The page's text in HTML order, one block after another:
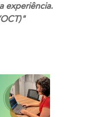
experiência.